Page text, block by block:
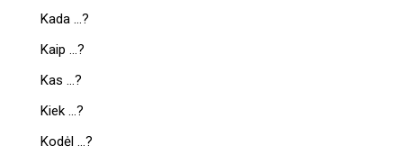
Kada …?
Kaip …?
Kas …?
Kiek …?
Kodėl …?